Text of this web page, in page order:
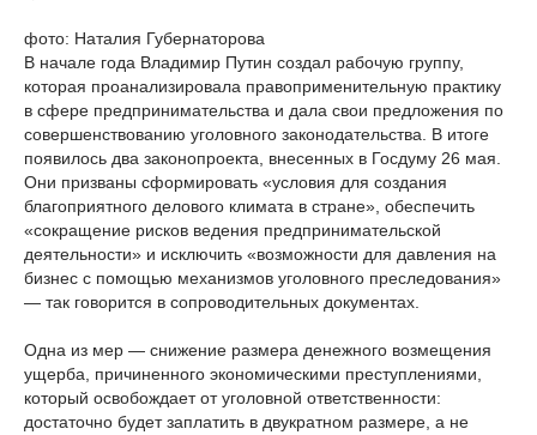
фото: Наталия Губернаторова
В начале года Владимир Путин создал рабочую группу,
которая проанализировала правоприменительную практику
в сфере предпринимательства и дала свои предложения по
совершенствованию уголовного законодательства. В итоге
появилось два законопроекта, внесенных в Госдуму 26 мая.
Они призваны сформировать «условия для создания
благоприятного делового климата в стране», обеспечить
«сокращение рисков ведения предпринимательской
деятельности» и исключить «возможности для давления на
бизнес с помощью механизмов уголовного преследования»
— так говорится в сопроводительных документах.
Одна из мер — снижение размера денежного возмещения
ущерба, причиненного экономическими преступлениями,
который освобождает от уголовной ответственности:
достаточно будет заплатить в двукратном размере, а не